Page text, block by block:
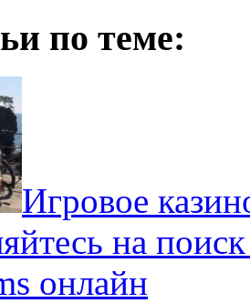
по теме:
Игровое
на
онлайн